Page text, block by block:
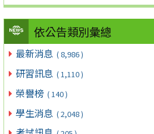
依公告類別彙總
最新消息 ( 8,986 )
研習訊息 ( 1,110 )
榮譽榜 ( 140 )
學生消息 ( 2,048 )